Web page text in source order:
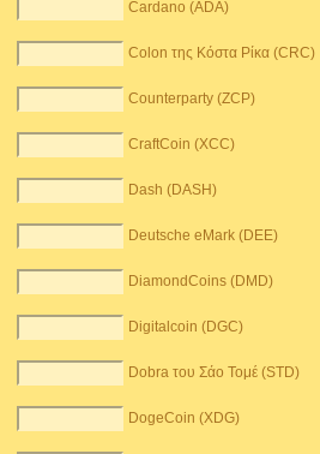
Cardano (ADA)
Colon της Κόστα Ρίκα (CRC)
Counterparty (ZCP)
CraftCoin (XCC)
Dash (DASH)
Deutsche eMark (DEE)
DiamondCoins (DMD)
Digitalcoin (DGC)
Dobra του Σάο Τομέ (STD)
DogeCoin (XDG)